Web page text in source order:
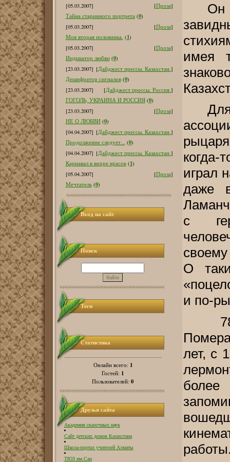
[05.03.2007]
[Проза]
Тайна старинного портрета (0)
[05.03.2007]
[Проза]
Моя вторая половинка. (1)
[05.03.2007]
[Проза]
Индикатор любви (0)
[23.03.2007] [Дайджест прессы. Казахстан.]
Дешифратор сигналов (0)
[23.03.2007]
[Дайджест прессы. Россия.]
ГОГОЛЬ, УКРАИНА И РОССИЯ (0)
[23.03.2007]
[Проза]
НЕ О ЛЮБВИ (0)
[04.04.2007] [Дайджест прессы. Казахстан.]
Продолжение следует... (0)
[04.04.2007] [Дайджест прессы. Казахстан.]
Карнавал в вихре красок (1)
[05.04.2007]
[Проза]
Мечтатель (0)
Вход на сайт
Поиск
Теги
Статистика
Онлайн всего: 1
Гостей: 1
Пользователей: 0
Друзья сайта
Академия сказочных наук
Сайт детских домов Казахстана
Школа-портал учителей Алматы
ТЮЗ им.Сац
имея
когда-
играл
даже
с
О
и по-
лет, с